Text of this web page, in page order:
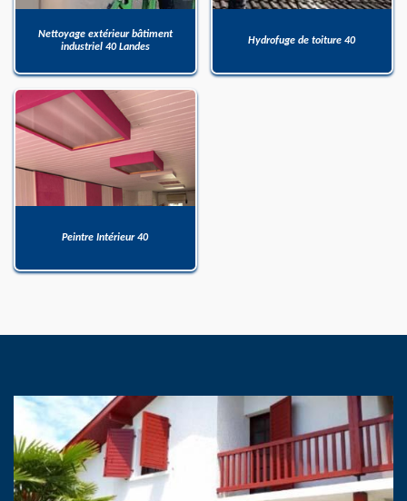
Nettoyage extérieur bâtiment
industriel 40 Landes
Hydrofuge de toiture 40
Peintre Intérieur 40